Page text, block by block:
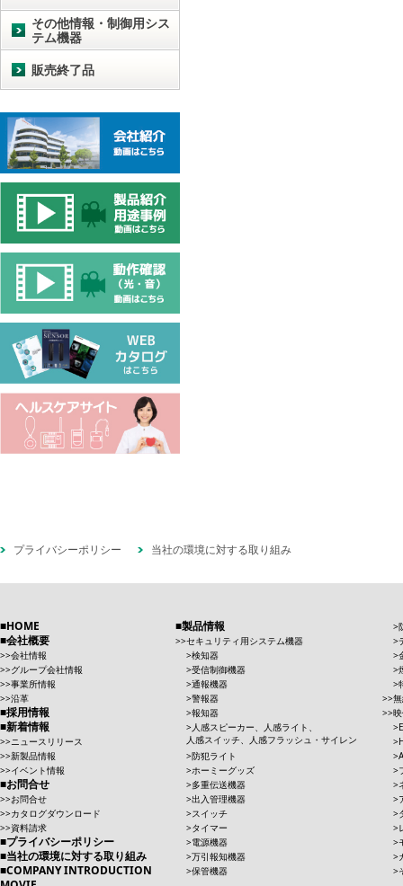
その他情報・制御用シス
テム機器
販売終了品
プライバシーポリシー 当社の環境に対する取り組み
HOME
会社概要
会社情報
グループ会社情報
事業所情報
沿革
採用情報
新着情報
ニュースリリース
新製品情報
イベント情報
お問合せ
お問合せ
カタログダウンロード
資料請求
プライバシーポリシー
当社の環境に対する取り組み
COMPANY INTRODUCTION
製品情報
セキュリティ用システム機器
検知器
受信制御機器
通報機器
警報器
報知器
人感スピーカー、人感ライト、
人感スイッチ、人感フラッシュ・サイレン
防犯ライト
ホーミーグッズ
多重伝送機器
出入管理機器
スイッチ
タイマー
電源機器
万引報知機器
保管機器